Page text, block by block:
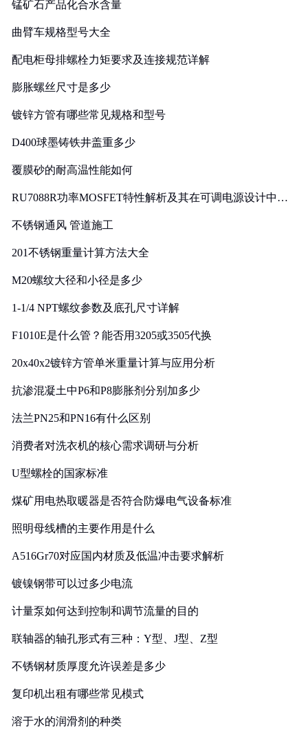
锰矿石产品化合水含量
曲臂车规格型号大全
配电柜母排螺栓力矩要求及连接规范详解
膨胀螺丝尺寸是多少
镀锌方管有哪些常见规格和型号
D400球墨铸铁井盖重多少
覆膜砂的耐高温性能如何
RU7088R功率MOSFET特性解析及其在可调电源设计中的
不锈钢通风 管道施工
201不锈钢重量计算方法大全
M20螺纹大径和小径是多少
1-1/4 NPT螺纹参数及底孔尺寸详解
F1010E是什么管？能否用3205或3505代换
20x40x2镀锌方管单米重量计算与应用分析
抗渗混凝土中P6和P8膨胀剂分别加多少
法兰PN25和PN16有什么区别
消费者对洗衣机的核心需求调研与分析
U型螺栓的国家标准
煤矿用电热取暖器是否符合防爆电气设备标准
照明母线槽的主要作用是什么
A516Gr70对应国内材质及低温冲击要求解析
镀镍钢带可以过多少电流
计量泵如何达到控制和调节流量的目的
联轴器的轴孔形式有三种：Y型、J型、Z型
不锈钢材质厚度允许误差是多少
复印机出租有哪些常见模式
溶于水的润滑剂的种类